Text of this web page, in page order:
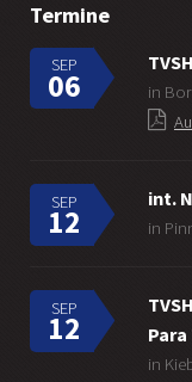
Termine
SEP
06
in
SEP
12
int.
in
SEP
12
in